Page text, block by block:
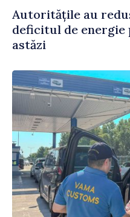
Autoritățile au
deficitul de
astăzi